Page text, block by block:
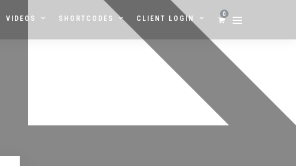
0
VIDEOS SHORTCODES CLIENT LOGIN